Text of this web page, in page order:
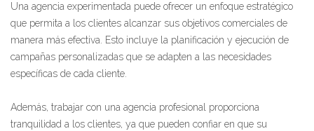
Una agencia experimentada puede ofrecer un enfoque estratégico
que permita a los clientes alcanzar sus objetivos comerciales de
manera más efectiva. Esto incluye la planificación y ejecución de
campañas personalizadas que se adapten a las necesidades
específicas de cada cliente.
Además, trabajar con una agencia profesional proporciona
tranquilidad a los clientes, ya que pueden confiar en que su